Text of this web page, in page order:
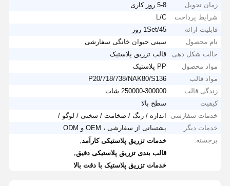
زمان تحویل
5-8 روز کاری
شرایط پرداخت
L/C
قابلیت ارائه
1Set/45 روز
نام محصول
سینی حیوان خانگی سفارشی
حالت شکل دهی
قالب تزریق پلاستیک
مواد محصول
PP پلاستیک
مواد قالب
P20/718/738/NAK80/S136
زندگی قالب
250000-300000 شات
کیفیت
سطح بالا
خدمات سفارشی
اندازه / رنگ / ضخامت / سختی / لوگو /
خدمات دیگر
پشتیبانی از سفارشی ، OEM و ODM
برجسته:
خدمات تزریق پلاستیکی کارآمد
قالب بندی تزریق پلاستیکی دقیق
خدمات تزریق پلاستیک با دقت بالا